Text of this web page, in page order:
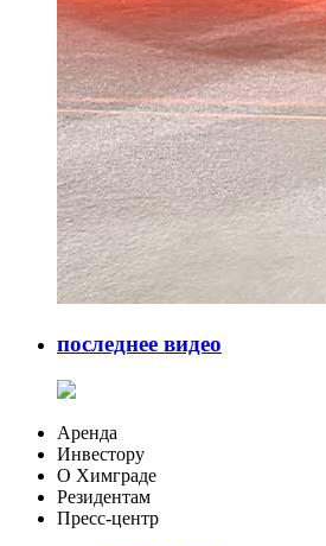
последнее видео
Аренда
Инвестору
О Химграде
Резидентам
Пресс-центр